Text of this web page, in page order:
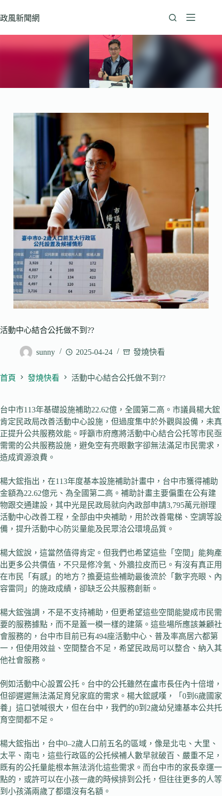
至
政風新聞網
活動中心結合公托做不到??
sunny 2025-04-24 發燒快看
首頁 發燒快看 活動中心結合公托做不到??
台中市113年基礎設施補助22.62億，全國第二高。市議員楊大鋐
肯定民政局改善活動中心設施，但過度集中於外觀與設備，未真
正提升公共服務效能。呼籲市府應將活動中心結合公托等市民亟
需需的公共服務設施，避免空有亮眼數字卻無法滿足市民需求，
造成資源浪費。
楊大鋐指出，在113年度基本設施補助計畫中，台中市獲得補助
金額為22.62億元、為全國第二高。補助計畫主要偏重在公有建
物跟交通建設，其中光是民政局就向內政部申請3,795萬元辦理
活動中心改善工程，全部由中央補助，用於改善電梯、空調等設
備，提升活動中心防災量能及民眾洽公環境品質。
楊大鋐說，這當然值得肯定。但我們也希望這些「空間」能夠產
出更多公共價值，不只是修冷氣、外牆拉皮而已。有沒有真正用
在市民「有感」的地方？擔憂這些補助最後流於「數字亮眼、內
容雷同」的施政成績，卻缺乏公共服務創新。
楊大鋐強調，不是不支持補助，但更希望這些空間能變成市民需
要的服務據點，而不是蓋一模一樣的建築。這些場所應該兼顧社
會服務的，台中市目前已有494座活動中心、普及率高居六都第
一，但使用效益、空間整合不足，希望民政局可以整合、納入其
他社會服務。
例如活動中心設置公托。台中的公托雖然在盧市長任內十倍增，
但卻遲遲無法滿足育兒家庭的需求。楊大鋐感嘆，「0到6歲國家
養」這口號喊很大，但在台中，我們的0到2歲幼兒連基本公共托
育空間都不足。
楊大鋐指出，台中0–2歲人口前五名的區域，像是北屯、大里、
太平、南屯，這些行政區的公托候補人數早就破百、嚴重不足，
既有的公托量能根本無法消化這些需求。而台中市的家長幸運一
點的，或許可以在小孩一歲的時候排到公托，但往往更多的人等
到小孩滿兩歲了都還沒有名額。